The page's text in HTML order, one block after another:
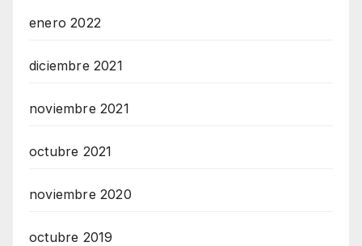
enero 2022
diciembre 2021
noviembre 2021
octubre 2021
noviembre 2020
octubre 2019